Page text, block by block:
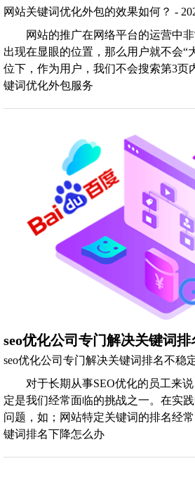
网站关键词优化外包的效果如何？ -
网站的推广在网络平台的运营中
出现在显眼的位置，那么用户就不会“
位下，作为用户，我们不会搜索第3页
键词优化外包服务
seo优化公司专门解决关键词
seo优化公司专门解决关键词排名不稳
对于长期从事SEO优化的员工来
定是我们经常面临的挑战之一。在实
问题，如；网站特定关键词的排名经
键词排名下降怎么办